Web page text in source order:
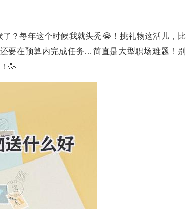
？每年这个时候我就头秃😭！挑礼物这活儿，比
要在预算内完成任务…简直是大型职场难题！别
🥳